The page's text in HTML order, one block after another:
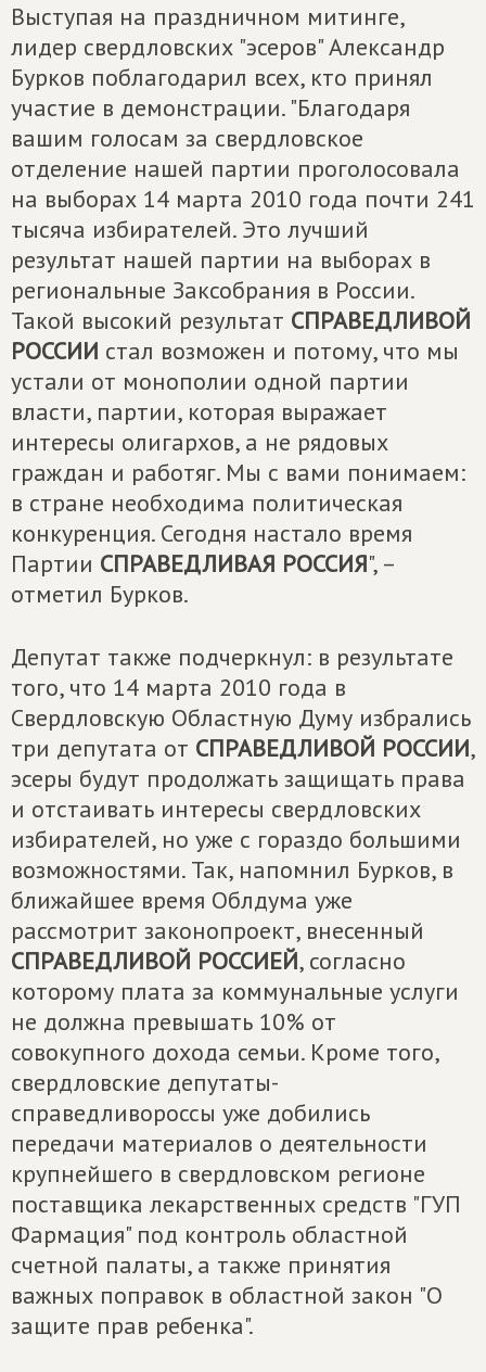
Выступая на праздничном митинге,
лидер свердловских "эсеров" Александр
Бурков поблагодарил всех, кто принял
участие в демонстрации. "Благодаря
вашим голосам за свердловское
отделение нашей партии проголосовала
на выборах 14 марта 2010 года почти 241
тысяча избирателей. Это лучший
результат нашей партии на выборах в
региональные Заксобрания в России.
Такой высокий результат СПРАВЕДЛИВОЙ
РОССИИ стал возможен и потому, что мы
устали от монополии одной партии
власти, партии, которая выражает
интересы олигархов, а не рядовых
граждан и работяг. Мы с вами понимаем:
в стране необходима политическая
конкуренция. Сегодня настало время
Партии СПРАВЕДЛИВАЯ РОССИЯ", –
отметил Бурков.
Депутат также подчеркнул: в результате
того, что 14 марта 2010 года в
Свердловскую Областную Думу избрались
три депутата от СПРАВЕДЛИВОЙ РОССИИ,
эсеры будут продолжать защищать права
и отстаивать интересы свердловских
избирателей, но уже с гораздо большими
возможностями. Так, напомнил Бурков, в
ближайшее время Облдума уже
рассмотрит законопроект, внесенный
СПРАВЕДЛИВОЙ РОССИЕЙ, согласно
которому плата за коммунальные услуги
не должна превышать 10% от
совокупного дохода семьи. Кроме того,
свердловские депутаты-
справедливороссы уже добились
передачи материалов о деятельности
крупнейшего в свердловском регионе
поставщика лекарственных средств "ГУП
Фармация" под контроль областной
счетной палаты, а также принятия
важных поправок в областной закон "О
защите прав ребенка".